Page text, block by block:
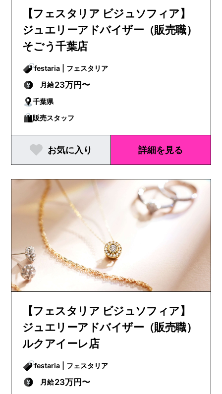
【フェスタリア ビジュソフィア】
ジュエリーアドバイザー（販売職）
そごう千葉店
festaria | フェスタリア
月給23万円〜
千葉県
販売スタッフ
お気に入り 詳細を見る
【フェスタリア ビジュソフィア】
ジュエリーアドバイザー（販売職）
ルクアイーレ店
festaria | フェスタリア
月給23万円〜